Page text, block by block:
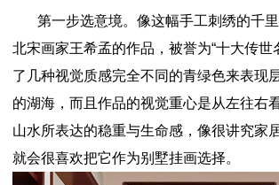
第一步选意境。像这幅手工刺绣的千里
北宋画家王希孟的作品，被誉为“十大传世
了几种视觉质感完全不同的青绿色来表现
的湖海，而且作品的视觉重心是从左往右
山水所表达的稳重与生命感，像很讲究家
就会很喜欢把它作为别墅挂画选择。